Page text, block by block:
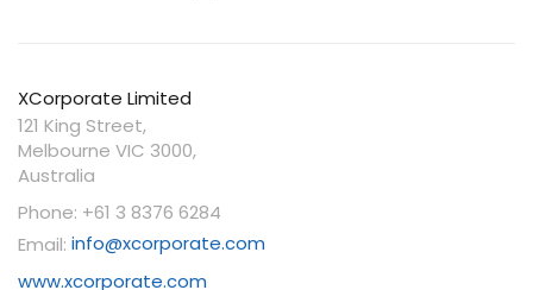
XCorporate Limited
121 King Street,
Melbourne VIC 3000,
Australia
Phone: +61 3 8376 6284
Email: info@xcorporate.com
www.xcorporate.com